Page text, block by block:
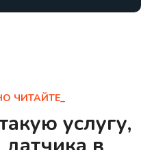
ЧИТАЙТЕ_
услугу,